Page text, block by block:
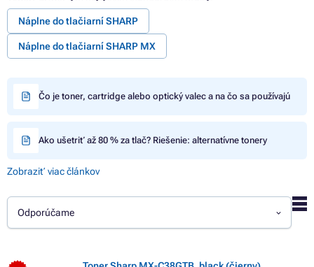
Náplne do tlačiarní SHARP
Náplne do tlačiarní SHARP MX
Čo je toner, cartridge alebo optický valec a na čo sa používajú
Ako ušetriť až 80 % za tlač? Riešenie: alternatívne tonery
Zobraziť viac článkov
Odporúčame